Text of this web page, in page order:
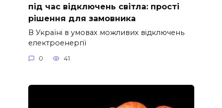
під час відключень світла: прості
рішення для замовника
В Україні в умовах можливих відключень
електроенергії
0 41